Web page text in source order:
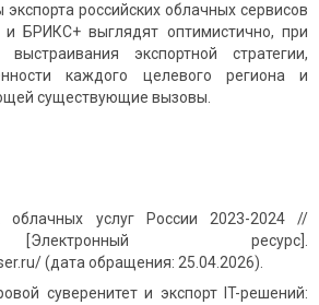
российских облачных сервисов
БРИКС+ выглядят оптимистично, при
выстраивания экспортной стратегии,
каждого целевого региона и
существующие вызовы.
облачных услуг России 2023-2024 //
ресурс].
(дата обращения: 25.04.2026).
суверенитет и экспорт IT-решений: